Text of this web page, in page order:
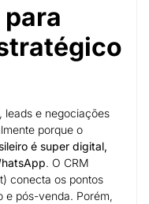
para
leads e negociações
porque o
é super digital,
. O CRM
conecta os pontos
e pós-venda. Porém,